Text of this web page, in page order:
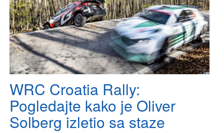
WRC Croatia Rally:
Pogledajte kako je Oliver
Solberg izletio sa staze